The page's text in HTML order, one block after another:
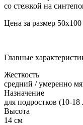
со стежкой на
Цена за размер 50х100
Главные
Жесткость
средний / умеренно
Назначение
для подростков (10-18
Высота
14 см